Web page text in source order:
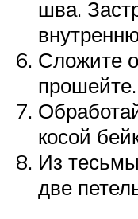
шва.
Сложите
прошейте.
косой
Из
две